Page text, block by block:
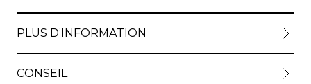
PLUS D’INFORMATION
CONSEIL